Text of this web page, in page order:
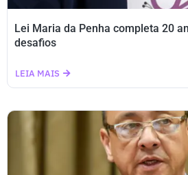
Lei Maria da Penha completa 20
desafios
LEIA MAIS